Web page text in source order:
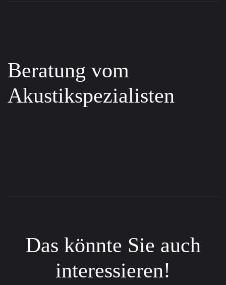
Beratung vom
Akustikspezialisten
Das könnte Sie auch
interessieren!